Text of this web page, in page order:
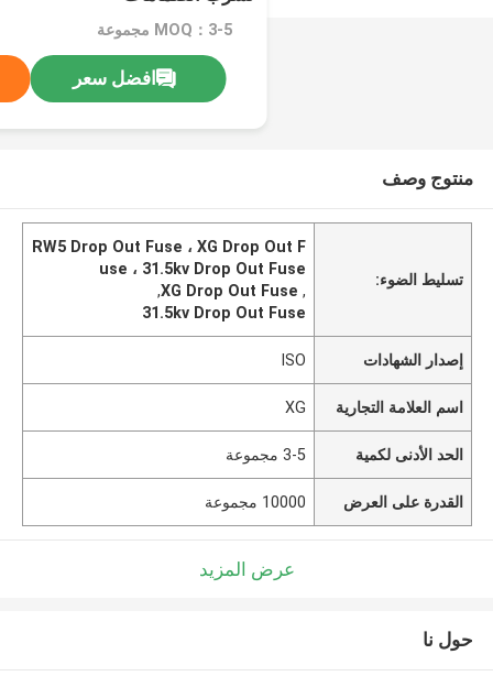
MOQ：3-5 مجموعة
افضل سعر
منتوج وصف
تسليط الضوء:
RW5 Drop Out Fuse ، XG Drop Out F
use ، 31.5kv Drop Out Fuse
,
XG Drop Out Fuse
,
31.5kv Drop Out Fuse
إصدار الشهادات ISO
اسم العلامة التجارية XG
الحد الأدنى لكمية 3-5 مجموعة
القدرة على العرض 10000 مجموعة
عرض المزيد
حول نا